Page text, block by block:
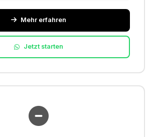
Mehr erfahren
Jetzt starten